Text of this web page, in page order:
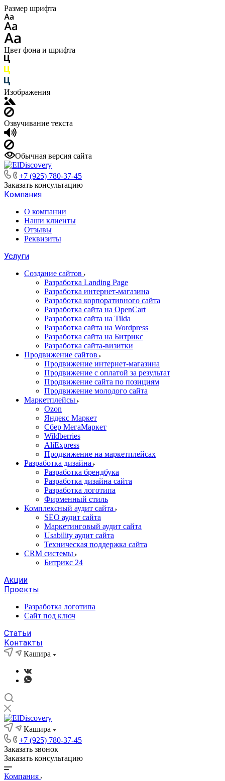
Размер шрифта
Цвет фона и шрифта
Изображения
Озвучивание текста
Обычная версия сайта
+7 (925) 780-37-45
Заказать консультацию
Компания
О компании
Наши клиенты
Отзывы
Реквизиты
Услуги
Создание сайтов
Разработка Landing Page
Разработка интернет-магазина
Разработка корпоративного сайта
Разработка сайта на OpenCart
Разработка сайта на Tilda
Разработка сайта на Wordpress
Разработка сайта на Битрикс
Разработка сайта-визитки
Продвижение сайтов
Продвижение интернет-магазина
Продвижение с оплатой за результат
Продвижение сайта по позициям
Продвижение молодого сайта
Маркетплейсы
Ozon
Яндекс Маркет
Сбер МегаМаркет
Wildberries
AliExpress
Продвижение на маркетплейсах
Разработка дизайна
Разработка брендбука
Разработка дизайна сайта
Разработка логотипа
Фирменный стиль
Комплексный аудит сайта
SEO аудит сайта
Маркетинговый аудит сайта
Usability аудит сайта
Техническая поддержка сайта
CRM системы
Битрикс 24
Акции
Проекты
Разработка логотипа
Сайт под ключ
Статьи
Контакты
Кашира
Кашира
+7 (925) 780-37-45
Заказать звонок
Заказать консультацию
Компания